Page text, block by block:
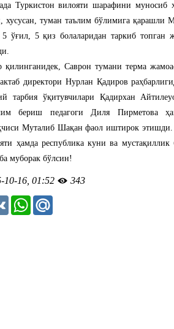
Туркистон вилояти шарафини муносиб
хусусан, туман таълим бўлимига қарашли
ўғил, 5 қиз болаларидан таркиб топган
қилинганидек, Саврон тумани терма
директори Нурлан Қадиров
тарбия ўқитувчилари Қадирхан
бериш педагоги Диля Пирметова
Муталиб Шақан фаол иштирок
ҳамда республика куни ва мустақиллик
муборак бўлсин!
16, 01:52
343
VK WhatsApp